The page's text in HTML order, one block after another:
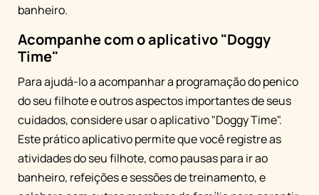
banheiro.
Acompanhe com o aplicativo "Doggy
Time"
Para ajudá-lo a acompanhar a programação do penico
do seu filhote e outros aspectos importantes de seus
cuidados, considere usar o aplicativo "Doggy Time".
Este prático aplicativo permite que você registre as
atividades do seu filhote, como pausas para ir ao
banheiro, refeições e sessões de treinamento, e